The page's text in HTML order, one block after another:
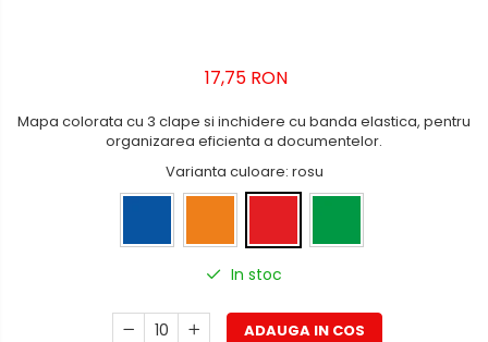
Pixuri metalice
Instrumente de scris eco
Creioane mecanice si grafit
17,75 RON
Mapa colorata cu 3 clape si inchidere cu banda elastica, pentru
organizarea eficienta a documentelor.
Varianta culoare: rosu
In stoc
ADAUGA IN COS